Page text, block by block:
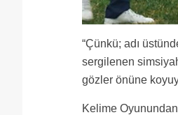
“Çünkü; adı
sergilenen
gözler önüne
Kelime